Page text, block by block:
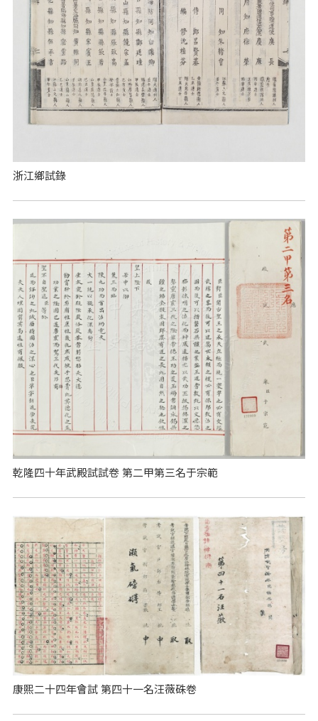
浙江鄉試錄
乾隆四十年武殿試試卷 第二甲第三名于宗範
康熙二十四年會試 第四十一名汪薇硃卷